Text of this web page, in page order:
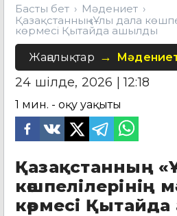
Басты бет
Мәдениет
Қазақстанның «Ұлы дала
көрмесі Қытайда ашылды
Жаңалықтар
24 шілде, 2026 | 12:18
1 мин. - оқу уақыты
Қазақстанның
көшпелілерінің
көрмесі